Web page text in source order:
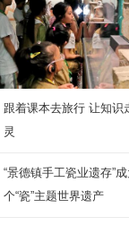
跟着课本去旅行 让知识
灵
“景德镇手工瓷业遗存”
个“瓷”主题世界遗产